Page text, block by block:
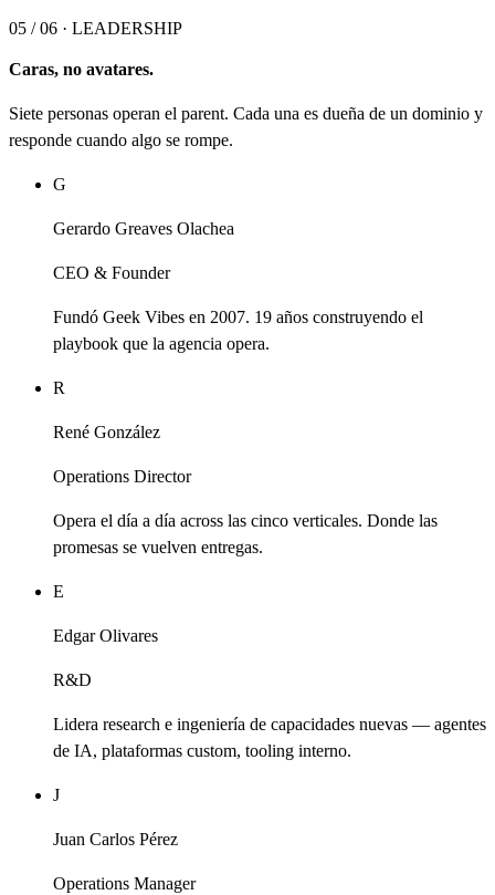
05 / 06 · LEADERSHIP
Caras, no avatares.
Siete personas operan el parent. Cada una es dueña de un dominio y
responde cuando algo se rompe.
G
Gerardo Greaves Olachea
CEO & Founder
Fundó Geek Vibes en 2007. 19 años construyendo el
playbook que la agencia opera.
R
René González
Operations Director
Opera el día a día across las cinco verticales. Donde las
promesas se vuelven entregas.
E
Edgar Olivares
R&D
Lidera research e ingeniería de capacidades nuevas — agentes
de IA, plataformas custom, tooling interno.
J
Juan Carlos Pérez
Operations Manager